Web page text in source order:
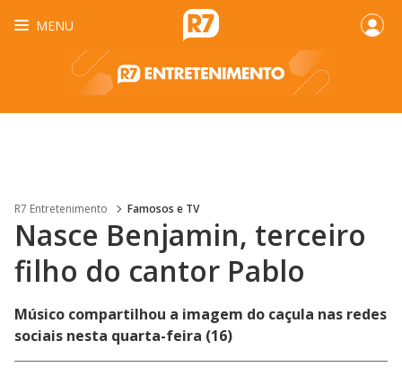
MENU
R7 Entretenimento Famosos e TV
Nasce Benjamin, terceiro
filho do cantor Pablo
Músico compartilhou a imagem do caçula nas redes
sociais nesta quarta-feira (16)